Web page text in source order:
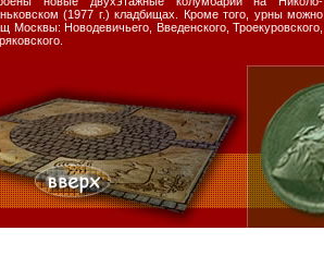
(1977 г.) кладбищах. Кроме того, урны можно
Москвы: Новодевичьего, Введенского, Троекуровского,